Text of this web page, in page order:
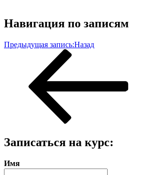
Навигация по записям
Предыдущая запись:Назад
Записаться на курс:
Имя